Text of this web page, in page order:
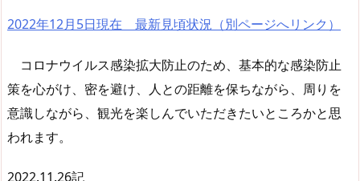
2022年12月5日現在 最新見頃状況（別ページへリンク）
コロナウイルス感染拡大防止のため、基本的な感染防止
策を心がけ、密を避け、人との距離を保ちながら、周りを
意識しながら、観光を楽しんでいただきたいところかと思
われます。
2022.11.26記